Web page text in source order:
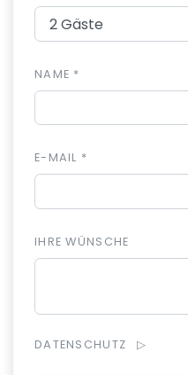
NAME *
E-MAIL *
IHRE WÜNSCHE
DATENSCHUTZ